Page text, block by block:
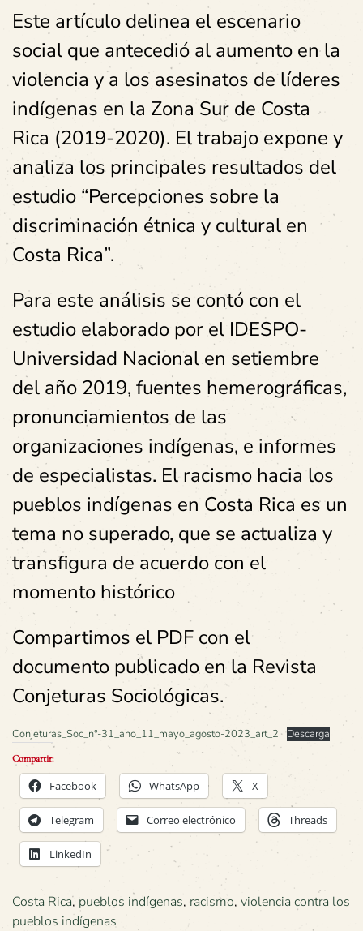
Este artículo delinea el escenario
social que antecedió al aumento en la
violencia y a los asesinatos de líderes
indígenas en la Zona Sur de Costa
Rica (2019-2020). El trabajo expone y
analiza los principales resultados del
estudio “Percepciones sobre la
discriminación étnica y cultural en
Costa Rica”.
Para este análisis se contó con el
estudio elaborado por el IDESPO-
Universidad Nacional en setiembre
del año 2019, fuentes hemerográficas,
pronunciamientos de las
organizaciones indígenas, e informes
de especialistas. El racismo hacia los
pueblos indígenas en Costa Rica es un
tema no superado, que se actualiza y
transfigura de acuerdo con el
momento histórico
Compartimos el PDF con el
documento publicado en la Revista
Conjeturas Sociológicas.
Conjeturas_Soc_n°-31_ano_11_mayo_agosto-2023_art_2 Descarga
Compartir:
Facebook WhatsApp X
Telegram Correo electrónico Threads
LinkedIn
Costa Rica, pueblos indígenas, racismo, violencia contra los
pueblos indígenas